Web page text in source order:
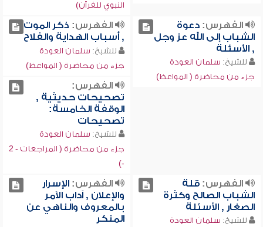
النبوي للقرآن)
الفهرس:دعوة
الشباب إلى الله عز وجل
, الأسئلة
للشيخ: سلمان العودة
جزء من محاضرة ( المواعظ)
الفهرس: ذكر الموت
, أسباب الهداية والفلاح
للشيخ: سلمان العودة
جزء من محاضرة ( المواعظ)
الفهرس:
تصحيحات حديثية ,
الوقفة الخامسة:
تصحيحات
للشيخ: سلمان العودة
جزء من محاضرة ( المراجعات - 2
-)
الفهرس:قلة
الشباب الصالح وكثرة
الصغار , الأسئلة
للشيخ: سلمان العودة
الفهرس:الإسرار
والإعلان , آداب الآمر
بالمعروف والناهي عن
المنكر